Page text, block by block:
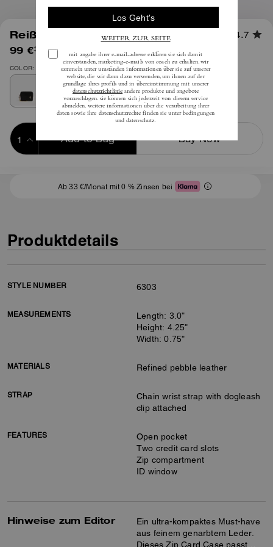
Reißverschluss-Kartenetui 4.7
99 €125 €(20%)
COLOR: Gold/Schwarz
Add to Bag Buy Now
Ab 33 €/Monat mit 0 % Zinsen bei
Produktdetails
STYLE NUMBER 6303
MEASUREMENTS
Length: 3.0"
Height: 4.25"
Width: 0.75"
MATERIALS Refined pebble leather
STRAP
Chain wrist strap with dogleash
clip attached
FEATURES
Open pocket
Two credit card slots
Zip compartment
ID window
Hinweise zum Editor
Ein ultra-kompaktes Must-have
aus feinem genarbtem Leder.
Dieses Zip Card Case passt